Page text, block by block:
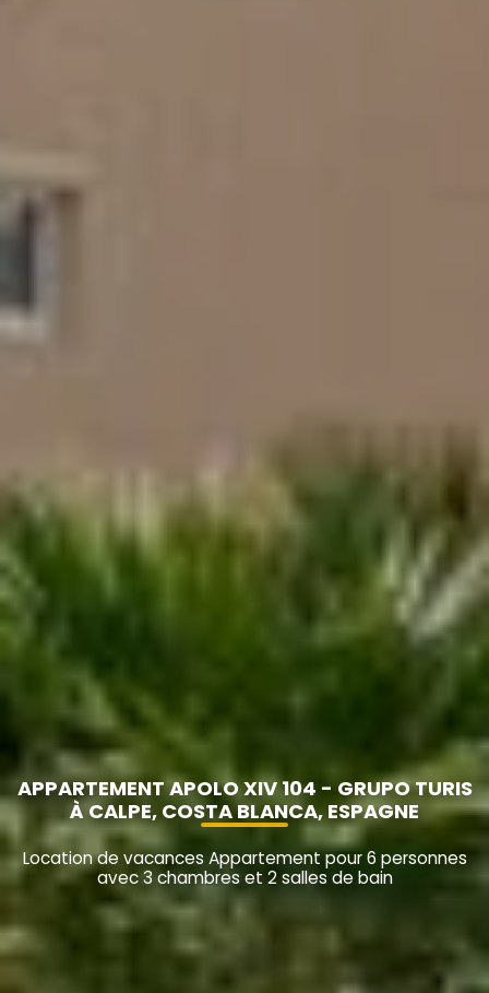
APPARTEMENT APOLO XIV 104 - GRUPO TURIS
À CALPE, COSTA BLANCA, ESPAGNE
Location de vacances Appartement pour 6 personnes
avec 3 chambres et 2 salles de bain